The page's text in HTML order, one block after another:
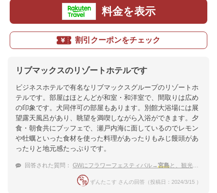
料金を表示
割引クーポンをチェック
リブマックスのリゾートホテルです
ビジネスホテルで有名なリブマックスグループのリゾートホ
テルです。部屋はほとんどが和室・和洋室で、間取りは広め
の印象です。犬同伴可の部屋もあります。別館大浴場には展
望露天風呂があり、眺望を満喫しながら入浴ができます。夕
食・朝食共にブッフェで、瀬戸内海に面しているのでレモン
や牡蠣といった食材を使った料理があったりもみじ饅頭があ
ったりと地元感たっぷりです。
回答された質問： GWにフラワーフェスティバル→宮島と、観光に広島県に行きます。温泉宿に泊まりたい。おすすめを教えて
ずんたこす さんの回答（投稿日：2024/3/15 ）